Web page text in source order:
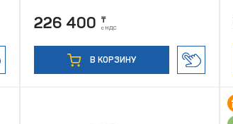
226 400 ₸
с НДС
В КОРЗИНУ